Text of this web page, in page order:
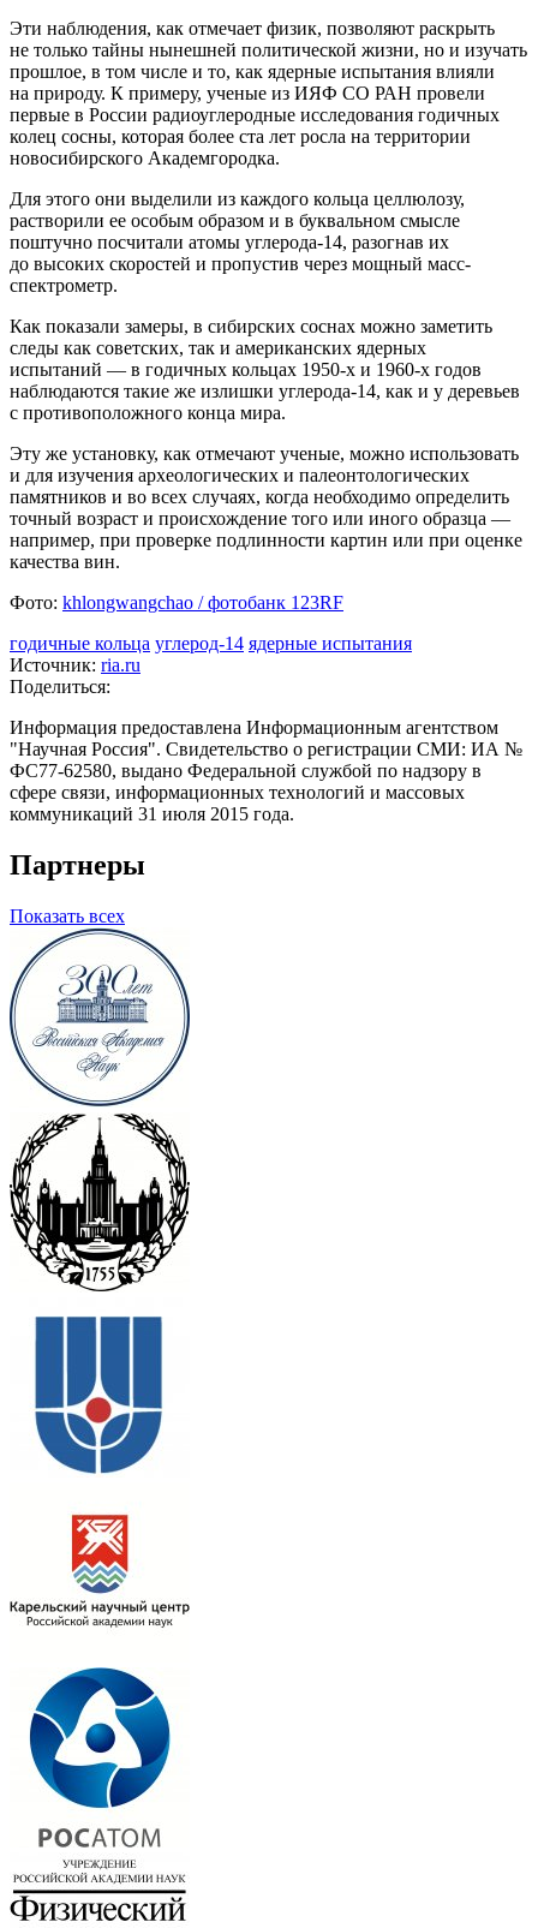
Эти наблюдения, как отмечает физик, позволяют раскрыть
не только тайны нынешней политической жизни, но и изучать
прошлое, в том числе и то, как ядерные испытания влияли
на природу. К примеру, ученые из ИЯФ СО РАН провели
первые в России радиоуглеродные исследования годичных
колец сосны, которая более ста лет росла на территории
новосибирского Академгородка.
Для этого они выделили из каждого кольца целлюлозу,
растворили ее особым образом и в буквальном смысле
поштучно посчитали атомы углерода-14, разогнав их
до высоких скоростей и пропустив через мощный масс-
спектрометр.
Как показали замеры, в сибирских соснах можно заметить
следы как советских, так и американских ядерных
испытаний — в годичных кольцах 1950-х и 1960-х годов
наблюдаются такие же излишки углерода-14, как и у деревьев
с противоположного конца мира.
Эту же установку, как отмечают ученые, можно использовать
и для изучения археологических и палеонтологических
памятников и во всех случаях, когда необходимо определить
точный возраст и происхождение того или иного образца —
например, при проверке подлинности картин или при оценке
качества вин.
Фото: khlongwangchao / фотобанк 123RF
годичные кольца углерод-14 ядерные испытания
Источник: ria.ru
Поделиться:
Информация предоставлена Информационным агентством
"Научная Россия". Свидетельство о регистрации СМИ: ИА №
ФС77-62580, выдано Федеральной службой по надзору в
сфере связи, информационных технологий и массовых
коммуникаций 31 июля 2015 года.
Партнеры
Показать всех